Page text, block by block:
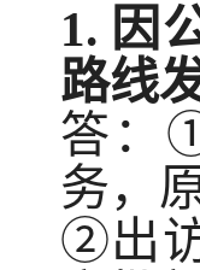
1. 因
路线
答：
务，
②出